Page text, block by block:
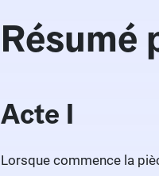
Résumé
Acte I
Lorsque commence la